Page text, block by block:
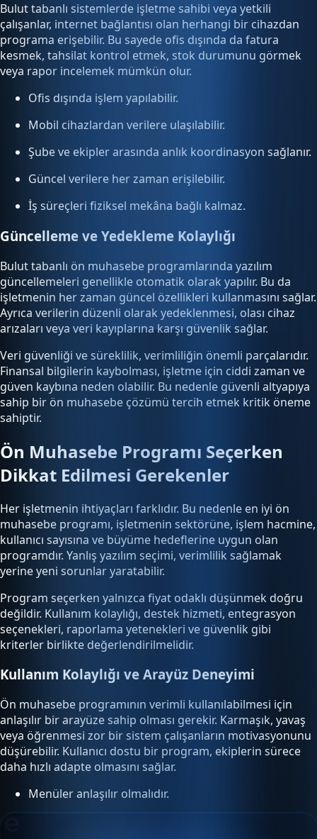
Bulut tabanlı sistemlerde işletme sahibi veya yetkili
çalışanlar, internet bağlantısı olan herhangi bir cihazdan
programa erişebilir. Bu sayede ofis dışında da fatura
kesmek, tahsilat kontrol etmek, stok durumunu görmek
veya rapor incelemek mümkün olur.
Ofis dışında işlem yapılabilir.
Mobil cihazlardan verilere ulaşılabilir.
Şube ve ekipler arasında anlık koordinasyon sağlanır.
Güncel verilere her zaman erişilebilir.
İş süreçleri fiziksel mekâna bağlı kalmaz.
Güncelleme ve Yedekleme Kolaylığı
Bulut tabanlı ön muhasebe programlarında yazılım
güncellemeleri genellikle otomatik olarak yapılır. Bu da
işletmenin her zaman güncel özellikleri kullanmasını sağlar.
Ayrıca verilerin düzenli olarak yedeklenmesi, olası cihaz
arızaları veya veri kayıplarına karşı güvenlik sağlar.
Veri güvenliği ve süreklilik, verimliliğin önemli parçalarıdır.
Finansal bilgilerin kaybolması, işletme için ciddi zaman ve
güven kaybına neden olabilir. Bu nedenle güvenli altyapıya
sahip bir ön muhasebe çözümü tercih etmek kritik öneme
sahiptir.
Ön Muhasebe Programı Seçerken
Dikkat Edilmesi Gerekenler
Her işletmenin ihtiyaçları farklıdır. Bu nedenle en iyi ön
muhasebe programı, işletmenin sektörüne, işlem hacmine,
kullanıcı sayısına ve büyüme hedeflerine uygun olan
programdır. Yanlış yazılım seçimi, verimlilik sağlamak
yerine yeni sorunlar yaratabilir.
Program seçerken yalnızca fiyat odaklı düşünmek doğru
değildir. Kullanım kolaylığı, destek hizmeti, entegrasyon
seçenekleri, raporlama yetenekleri ve güvenlik gibi
kriterler birlikte değerlendirilmelidir.
Kullanım Kolaylığı ve Arayüz Deneyimi
Ön muhasebe programının verimli kullanılabilmesi için
anlaşılır bir arayüze sahip olması gerekir. Karmaşık, yavaş
veya öğrenmesi zor bir sistem çalışanların motivasyonunu
düşürebilir. Kullanıcı dostu bir program, ekiplerin sürece
daha hızlı adapte olmasını sağlar.
Menüler anlaşılır olmalıdır.